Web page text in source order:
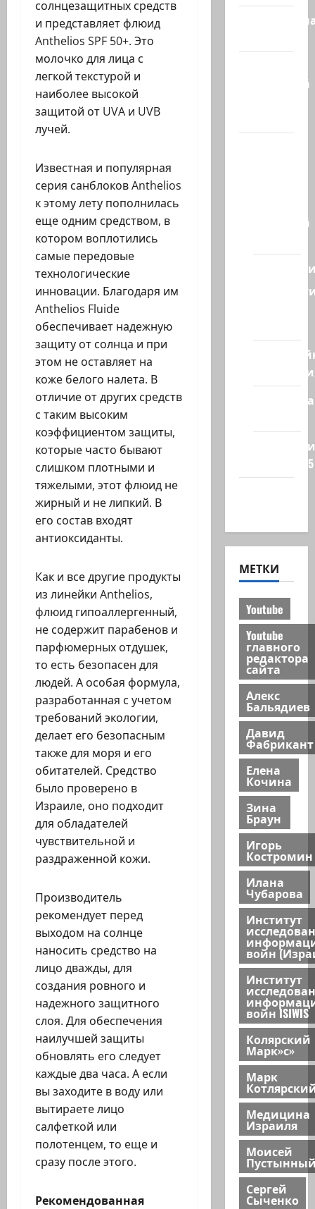
солнцезащитных средств
и представляет флюид
Anthelios SPF 50+. Это
молочко для лица с
легкой текстурой и
наиболее высокой
защитой от UVA и UVB
лучей.
Известная и популярная
серия санблоков Anthelios
к этому лету пополнилась
еще одним средством, в
котором воплотились
самые передовые
технологические
инновации. Благодаря им
Anthelios Fluide
обеспечивает надежную
защиту от солнца и при
этом не оставляет на
коже белого налета. В
отличие от других средств
с таким высоким
коэффициентом защиты,
которые часто бывают
слишком плотными и
тяжелыми, этот флюид не
жирный и не липкий. В
его состав входят
антиоксиданты.
Как и все другие продукты
из линейки Anthelios,
флюид гипоаллергенный,
не содержит парабенов и
парфюмерных отдушек,
то есть безопасен для
людей. А особая формула,
разработанная с учетом
требований экологии,
делает его безопасным
также для моря и его
обитателей. Средство
было проверено в
Израиле, оно подходит
для обладателей
чувствительной и
раздраженной кожи.
Производитель
рекомендует перед
выходом на солнце
наносить средство на
лицо дважды, для
создания ровного и
надежного защитного
слоя. Для обеспечения
наилучшей защиты
обновлять его следует
каждые два часа. А если
вы заходите в воду или
вытираете лицо
салфеткой или
полотенцем, то еще и
сразу после этого.
Рекомендованная
Котлярский
Ближний
Полемика
сайта 2025
МЕТКИ
Youtube
Youtube
главного
редактора
сайта
Алекс
Бальядиев
Давид
Фабрикант
Елена
Кочина
Зина
Браун
Игорь
Костромин
Илана
Чубарова
Институт
войн
Институт
войн ISIWIS
Колярский
Марк»с»
Марк
Медицина
Израиля
Моисей
Сергей
Сыченко